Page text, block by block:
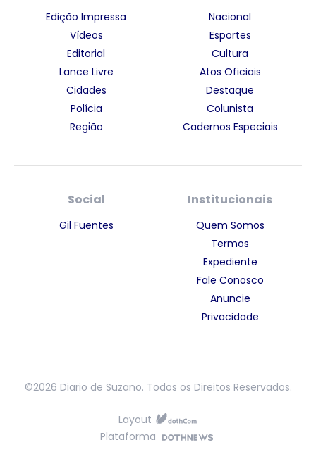
Edição Impressa
Vídeos
Editorial
Lance Livre
Cidades
Polícia
Região
Nacional
Esportes
Cultura
Atos Oficiais
Destaque
Colunista
Cadernos Especiais
Social
Gil Fuentes
Institucionais
Quem Somos
Termos
Expediente
Fale Conosco
Anuncie
Privacidade
©2026 Diario de Suzano. Todos os Direitos Reservados.
Layout
Plataforma